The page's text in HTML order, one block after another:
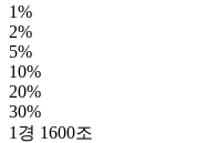
1%
2%
5%
10%
20%
30%
1경 1600조